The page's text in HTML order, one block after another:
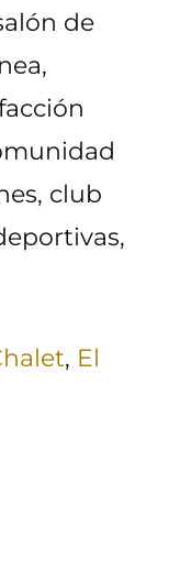
de
club
, El